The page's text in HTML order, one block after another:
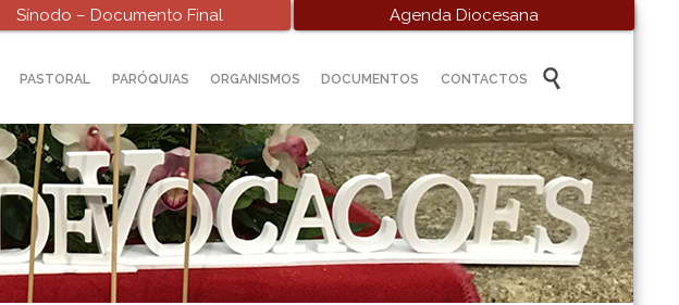
Sínodo – Documento Final Agenda Diocesana
Skip
to
PASTORAL PARÓQUIAS ORGANISMOS DOCUMENTOS CONTACTOS 